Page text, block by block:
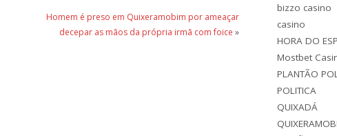
Homem é preso em Quixeramobim por ameaçar
decepar as mãos da própria irmã com foice »
bizzo casino
casino
HORA DO
Mostbet
PLANTÃO
POLITICA
QUIXADÁ